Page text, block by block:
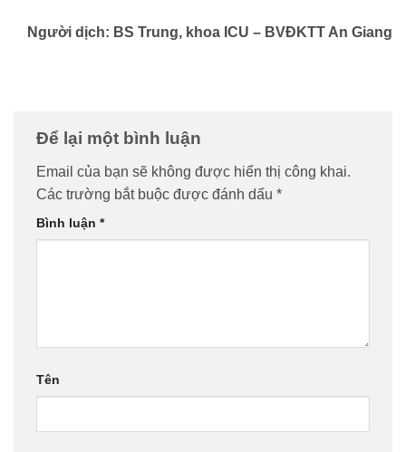
Người dịch: BS Trung, khoa ICU – BVĐKTT An Giang
Để lại một bình luận
Email của bạn sẽ không được hiển thị công khai.
Các trường bắt buộc được đánh dấu *
Bình luận *
Tên